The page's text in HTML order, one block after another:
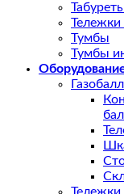
Тележки
Тумбы
Тумбы